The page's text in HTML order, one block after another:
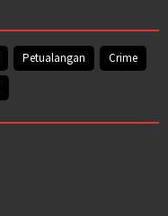
Petualangan
Crime